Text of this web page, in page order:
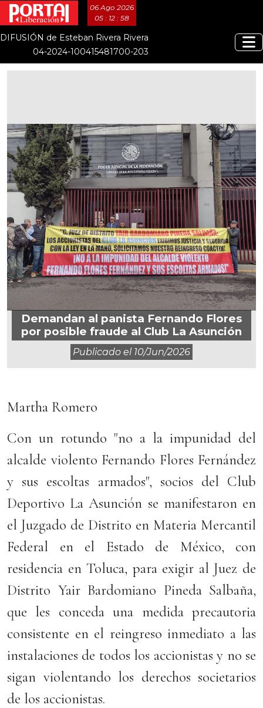
06 Ago 2026
05 : 12 : 59
DIFUSIÓN de Esteban Rivera Rivera
04-2024-100415481700-203
Demandan al panista Fernando Flores
por posible fraude al Club La Asunción
Publicado el 10/jun/2026
Martha Romero
Con un rotundo "no a la impunidad del
alcalde violento Fernando Flores Fernández
y sus escoltas armados", socios del Club
Deportivo La Asunción se manifestaron en
el Juzgado de Distrito en Materia Mercantil
Federal en el Estado de México, con
residencia en Toluca, para exigir al Juez de
Distrito Yair Bardomiano Pineda Salbaña,
que les conceda una medida precautoria
consistente en el reingreso inmediato a las
instalaciones de todos los accionistas y no se
sigan violentando los derechos societarios
de los accionistas.